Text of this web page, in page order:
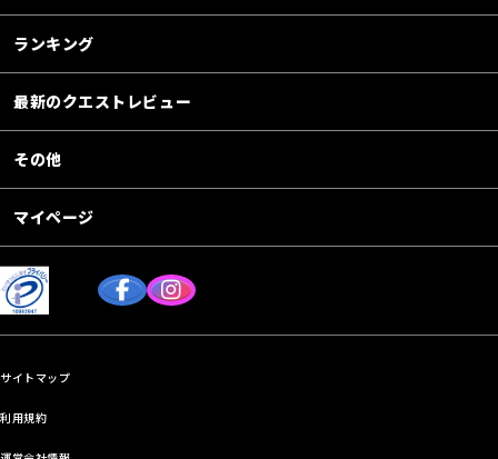
ランキング
最新のクエストレビュー
その他
マイページ
サイトマップ
利用規約